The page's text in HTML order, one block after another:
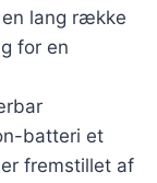
lang række
for en
batteri et
fremstillet af